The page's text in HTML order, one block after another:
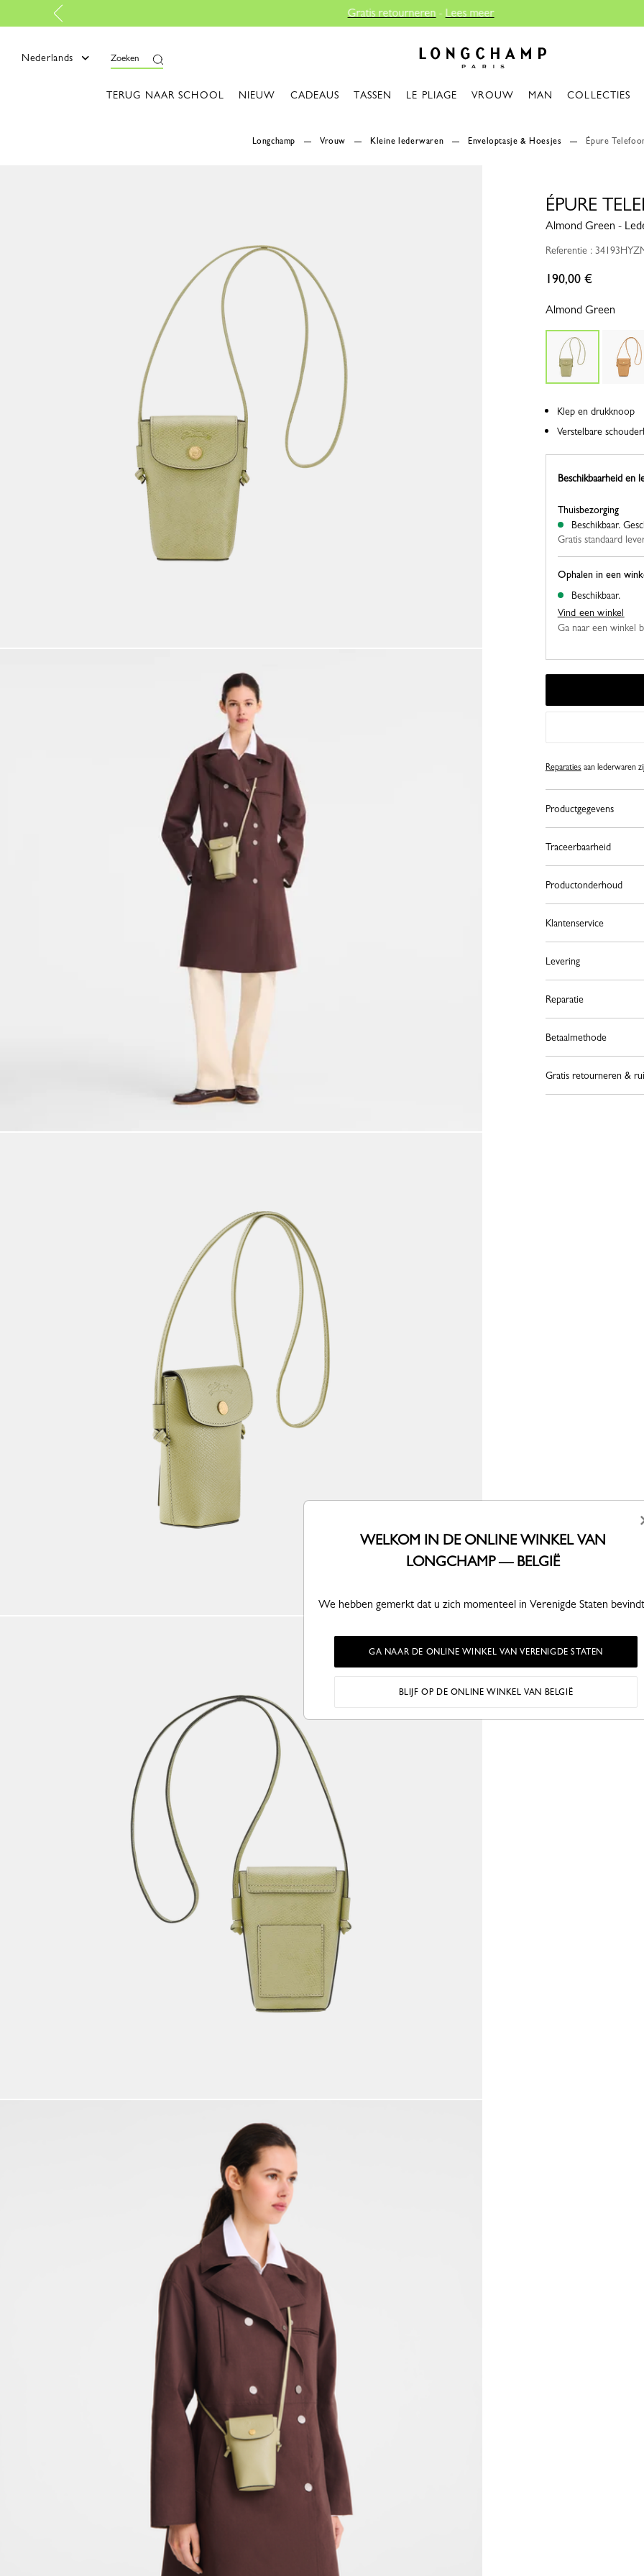
Nederlands Zoeken
TERUG NAAR SCHOOL NIEUW CADEAUS TASSEN LE PLIAGE VROUW MAN COLLECTIES
Longchamp Vrouw Kleine lederwaren Enveloptasje & Hoesjes Épure
ÉPURE
Almond Green -
Referentie :
190,00 €
Almond Green
Klep en drukknoop
Verstelbare
Beschikbaarheid en
Ophalen in een
Beschikbaar.
Vind een winkel
Ga naar een winkel
Thuisbezorging
Beschikbaar.
Gratis standaard
Reparaties aan lederwaren
Productgegevens
Traceerbaarheid
Productonderhoud
Klantenservice
Levering
Reparatie
Betaalmethode
Gratis retourneren &
WELKOM IN DE ONLINE WINKEL VAN
LONGCHAMP — BELGIË
We hebben gemerkt dat u zich momenteel in Verenigde Staten
GA NAAR DE ONLINE WINKEL VAN VERENIGDE STATEN
BLIJF OP DE ONLINE WINKEL VAN BELGIË